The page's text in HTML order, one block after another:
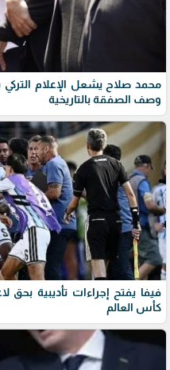
محمد صلاح يشعل الإعلام
وصف الصفقة بالتاريخية
فيفا يفتح إجراءات تأديبية بحق
كأس العالم